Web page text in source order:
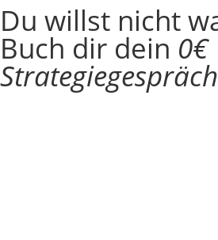
Du willst nicht
Buch dir dein 0€
Strategiegespräch